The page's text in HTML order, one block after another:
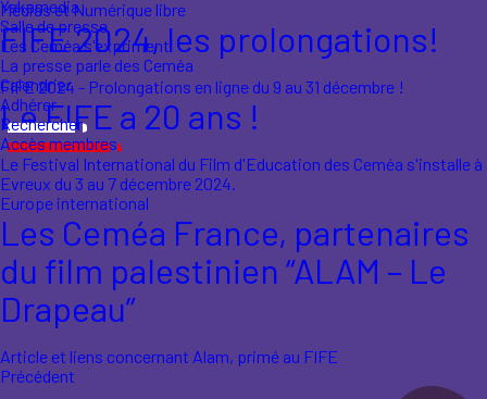
Yakamedia
Salle de presse
Les Ceméa s'expriment
La presse parle des Ceméa
Calendrier
Adhérer
Rechercher
Accès membres
Médias et Numérique libre
FIFE 2024, les prolongations!
FIFE 2024 - Prolongations en ligne du 9 au 31 décembre !
Le FIFE a 20 ans !
Le Festival International du Film d'Education des Ceméa s'installe à
Evreux du 3 au 7 décembre 2024.
Europe international
Les Ceméa France, partenaires
du film palestinien “ALAM – Le
Drapeau”
Article et liens concernant Alam, primé au FIFE
Précédent